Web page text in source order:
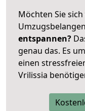
Möchten Sie
entspannen?
genau das. Es
einen
Vrilissia